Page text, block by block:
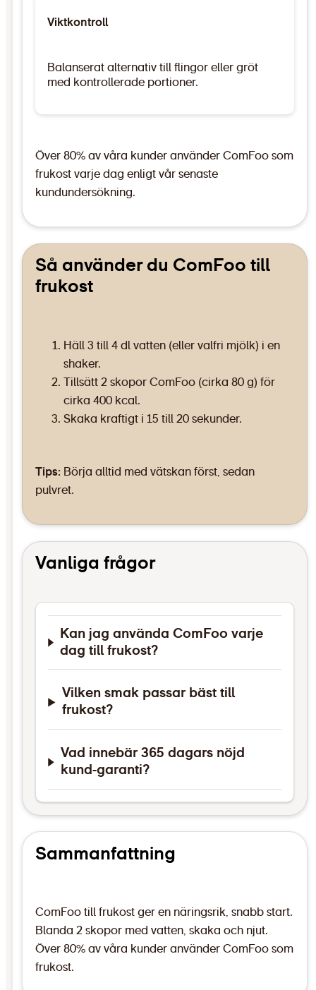
Viktkontroll
Balanserat alternativ till flingor eller gröt
med kontrollerade portioner.
Över 80% av våra kunder använder ComFoo som
frukost varje dag enligt vår senaste
kundundersökning.
Så använder du ComFoo till
frukost
Häll 3 till 4 dl vatten (eller valfri mjölk) i en
shaker.
Tillsätt 2 skopor ComFoo (cirka 80 g) för
cirka 400 kcal.
Skaka kraftigt i 15 till 20 sekunder.
Tips: Börja alltid med vätskan först, sedan
pulvret.
Vanliga frågor
Kan jag använda ComFoo varje
dag till frukost?
Vilken smak passar bäst till
frukost?
Vad innebär 365 dagars nöjd
kund-garanti?
Sammanfattning
ComFoo till frukost ger en näringsrik, snabb start.
Blanda 2 skopor med vatten, skaka och njut.
Över 80% av våra kunder använder ComFoo som
frukost.